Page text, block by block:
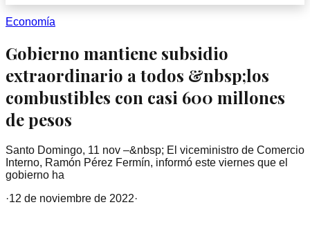
Economía
Gobierno mantiene subsidio
extraordinario a todos &nbsp;los
combustibles con casi 600 millones
de pesos
Santo Domingo, 11 nov –&nbsp; El viceministro de Comercio
Interno, Ramón Pérez Fermín, informó este viernes que el
gobierno ha
·12 de noviembre de 2022·